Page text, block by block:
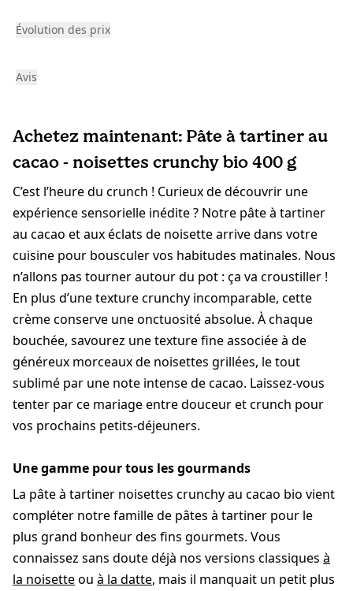
Évolution des prix
Avis
Achetez maintenant: Pâte à tartiner au
cacao - noisettes crunchy bio 400 g
C’est l’heure du crunch ! Curieux de découvrir une
expérience sensorielle inédite ? Notre pâte à tartiner
au cacao et aux éclats de noisette arrive dans votre
cuisine pour bousculer vos habitudes matinales. Nous
n’allons pas tourner autour du pot : ça va croustiller !
En plus d’une texture crunchy incomparable, cette
crème conserve une onctuosité absolue. À chaque
bouchée, savourez une texture fine associée à de
généreux morceaux de noisettes grillées, le tout
sublimé par une note intense de cacao. Laissez-vous
tenter par ce mariage entre douceur et crunch pour
vos prochains petits-déjeuners.
Une gamme pour tous les gourmands
La pâte à tartiner noisettes crunchy au cacao bio vient
compléter notre famille de pâtes à tartiner pour le
plus grand bonheur des fins gourmets. Vous
connaissez sans doute déjà nos versions classiques à
la noisetteou à la datte, mais il manquait un petit plus